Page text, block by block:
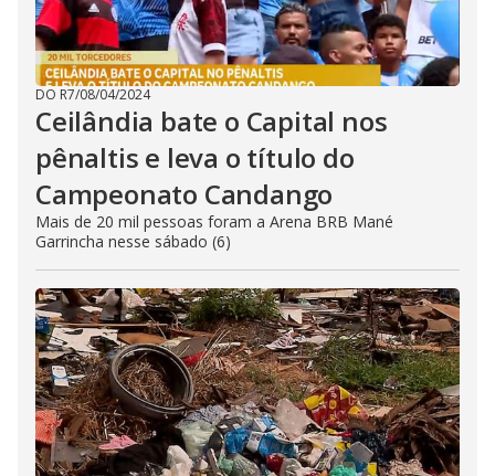
DO R7/08/04/2024
Ceilândia bate o Capital nos
pênaltis e leva o título do
Campeonato Candango
Mais de 20 mil pessoas foram a Arena BRB Mané
Garrincha nesse sábado (6)